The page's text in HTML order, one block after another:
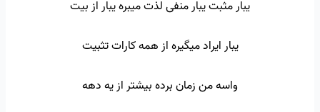
یبار مثبت یبار منفی لذت میبره یبار از بیت
یبار ایراد میگیره از همه کارات تثبیت
واسه من زمان برده بیشتر از یه دهه